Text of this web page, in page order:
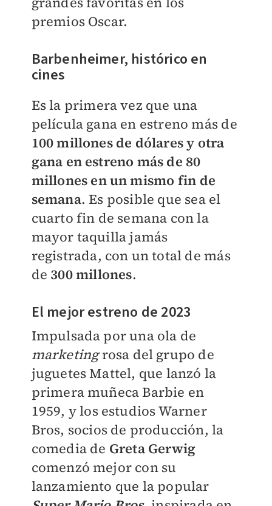
premios Oscar.
Barbenheimer, histórico en
cines
Es la primera vez que una
película gana en estreno más de
100 millones de dólares y otra
gana en estreno más de 80
millones en un mismo fin de
semana. Es posible que sea el
cuarto fin de semana con la
mayor taquilla jamás
registrada, con un total de más
de 300 millones.
El mejor estreno de 2023
Impulsada por una ola de
marketingrosa del grupo de
juguetes Mattel, que lanzó la
primera muñeca Barbie en
1959, y los estudios Warner
Bros, socios de producción, la
comedia de Greta Gerwig
comenzó mejor con su
lanzamiento que la popular